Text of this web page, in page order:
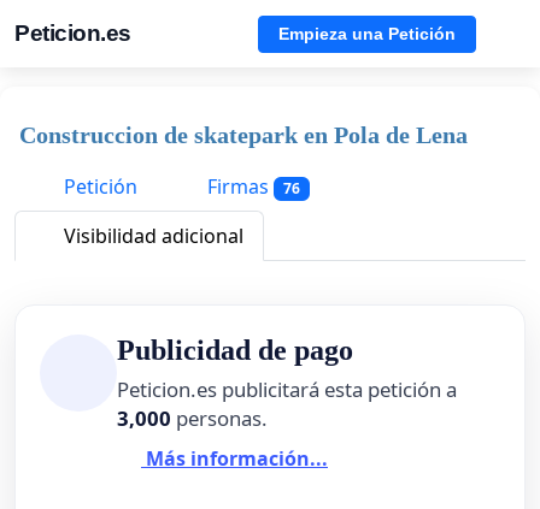
Peticion.es Empieza una Petición
Construccion de skatepark en Pola de Lena
Petición
Firmas 76
Visibilidad adicional
Publicidad de pago
Peticion.es publicitará esta petición a
3,000 personas.
Más información...